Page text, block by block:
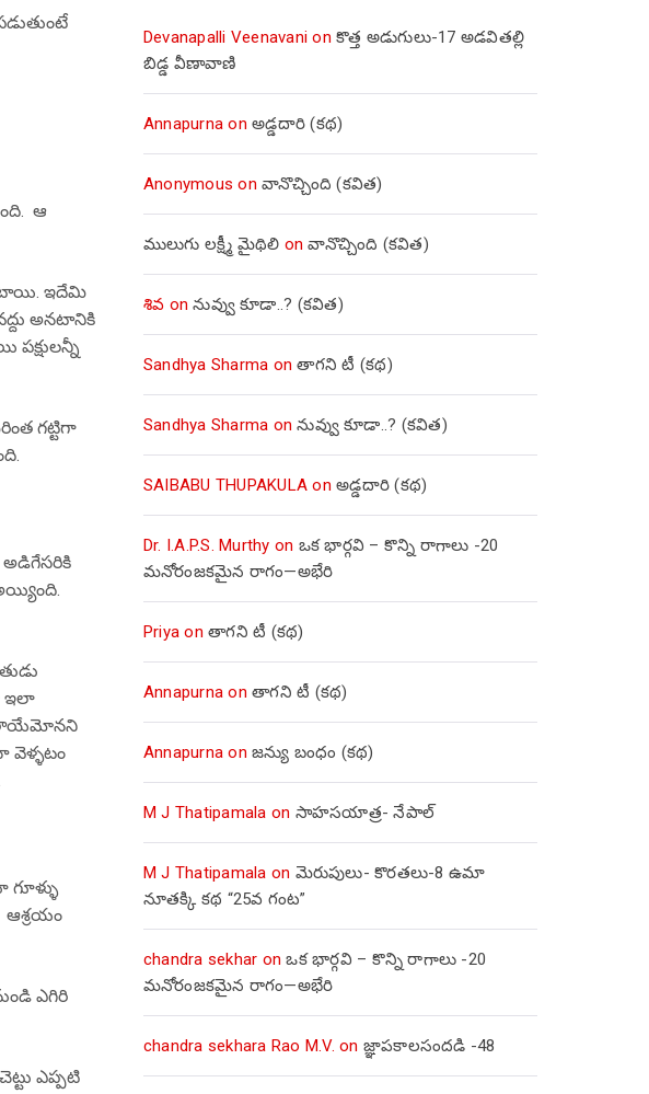
ఆ
ఇదేమి
అనటానికి
గట్టిగా
ఇలా
వెళ్ళటం
ఆశ్రయం
ఎగిరి
ఎప్పటి
Devanapalli Veenavani onకొత్త అడుగులు-17 అడవితల్లి
బిడ్డ వీణావాణి
Annapurna onఅడ్డదారి (కథ)
Anonymous onవానొచ్చింది (కవిత)
ములుగు లక్ష్మీ మైథిలి onవానొచ్చింది (కవిత)
శివ onనువ్వు కూడా..? (కవిత)
Sandhya Sharma onతాగని టీ (కథ)
Sandhya Sharma onనువ్వు కూడా..? (కవిత)
SAIBABU THUPAKULA onఅడ్డదారి (కథ)
Dr. I.A.P.S. Murthy on ఒక భార్గవి – కొన్ని రాగాలు -20
మనోరంజకమైన రాగం—అభేరి
Priya onతాగని టీ (కథ)
Annapurna onతాగని టీ (కథ)
Annapurna onజన్యు బంధం (కథ)
M J Thatipamala on సాహసయాత్ర- నేపాల్‌
M J Thatipamala on మెరుపులు- కొరతలు-8 ఉమా
నూతక్కి కథ “25వ గంట”
chandra sekhar onఒక భార్గవి – కొన్ని రాగాలు -20
మనోరంజకమైన రాగం—అభేరి
chandra sekhara Rao M.V. on జ్ఞాపకాలసందడి -48